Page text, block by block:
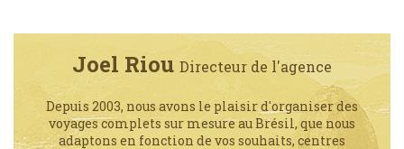
Joel Riou Directeur de l'agence
Depuis 2003, nous avons le plaisir d'organiser des
voyages complets sur mesure au Brésil, que nous
adaptons en fonction de vos souhaits, centres